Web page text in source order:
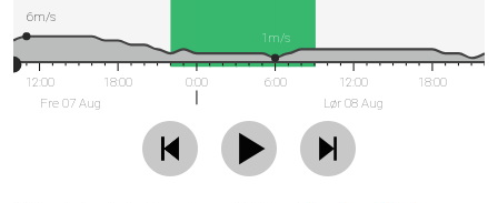
12:00
Fre 07 Aug
18:00 0:00 6:00
12:00
Lør 08 Aug
18:00
6m/s
1m/s